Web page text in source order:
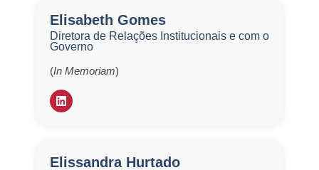
Elisabeth Gomes
Diretora de Relações Institucionais e com o
Governo
(In Memoriam)
Elissandra Hurtado